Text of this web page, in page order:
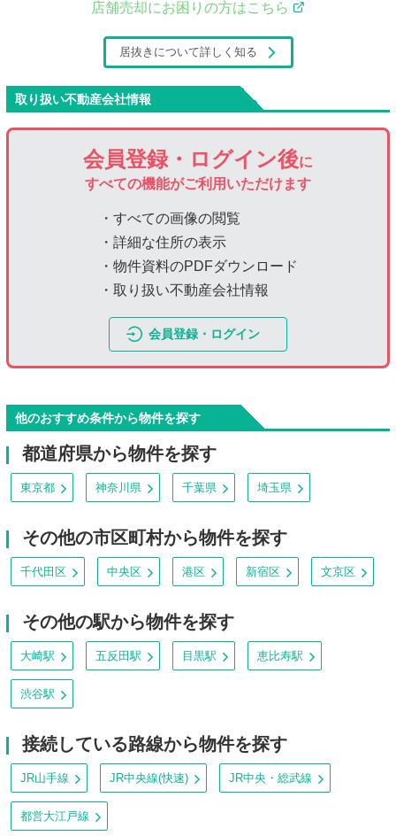
店舗売却にお困りの方はこちら
居抜きについて詳しく知る
取り扱い不動産会社情報
会員登録・ログイン後に
すべての機能がご利用いただけます
・すべての画像の閲覧
・詳細な住所の表示
・物件資料のPDFダウンロード
・取り扱い不動産会社情報
会員登録・ログイン
他のおすすめ条件から物件を探す
都道府県から物件を探す
東京都 神奈川県 千葉県 埼玉県
その他の市区町村から物件を探す
千代田区 中央区 港区 新宿区 文京区
その他の駅から物件を探す
大崎駅 五反田駅 目黒駅 恵比寿駅
渋谷駅
接続している路線から物件を探す
JR山手線 JR中央線(快速) JR中央・総武線
都営大江戸線